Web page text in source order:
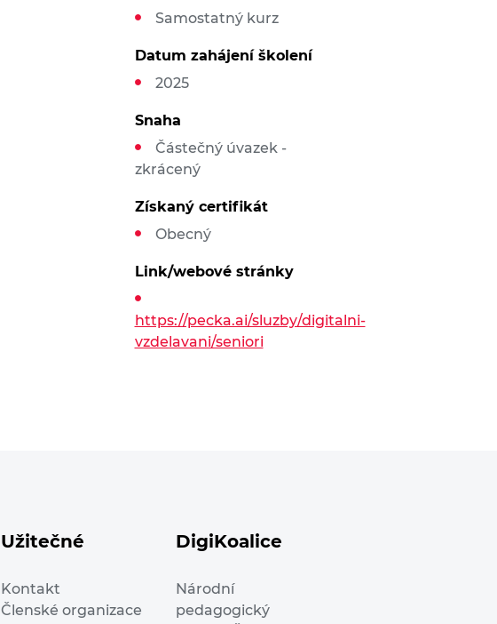
Samostatný kurz
Datum zahájení školení
2025
Snaha
Částečný úvazek -
zkrácený
Získaný certifikát
Obecný
Link/webové stránky
https://pecka.ai/sluzby/digitalni-
vzdelavani/seniori
Užitečné
Kontakt
Členské organizace
DigiKoalice
Národní
pedagogický